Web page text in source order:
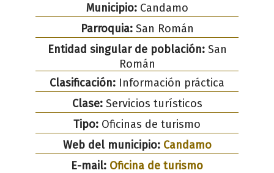
Municipio:Candamo
Parroquia:San Román
Entidad singular de población:San
Román
Clasificación: Información práctica
Clase:Servicios turísticos
Tipo: Oficinas de turismo
Web del municipio: Candamo
E-mail: Oficina de turismo